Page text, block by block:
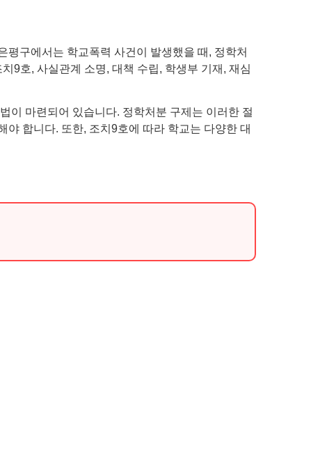
구에서는 학교폭력 사건이 발생했을 때, 정학처
9호, 사실관계 소명, 대책 수립, 학생부 기재, 재심
이 마련되어 있습니다. 정학처분 구제는 이러한 절
합니다. 또한, 조치9호에 따라 학교는 다양한 대